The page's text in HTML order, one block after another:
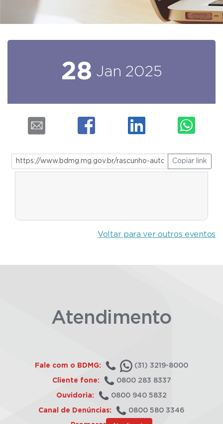
28 Jan 2025
Copiar link
Voltar para ver outros eventos
Atendimento
Fale com o BDMG: (31) 3219-8000
Cliente fone: 0800 283 8337
Ouvidoria: 0800 940 5832
Canal de Denúncias: 0800 580 3346